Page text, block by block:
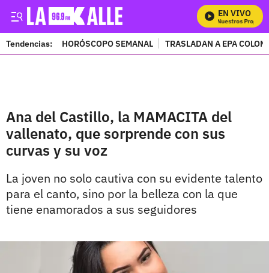
EN VIVO
Mira Todos Nuestros
Tendencias: HORÓSCOPO SEMANAL TRASLADAN A EPA
Ana del Castillo, la MAMACITA del
vallenato, que sorprende con sus
curvas y su voz
La joven no solo cautiva con su evidente talento
para el canto, sino por la belleza con la que
tiene enamorados a sus seguidores